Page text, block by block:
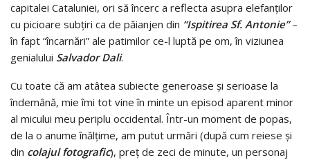
capitalei Cataluniei, ori să încerc a reflecta asupra elefanţilor
cu picioare subţiri ca de păianjen din “Ispitirea Sf. Antonie”–
în fapt “încarnări” ale patimilor ce-l luptă pe om, în viziunea
genialului Salvador Dali.
Cu toate că am atâtea subiecte generoase şi serioase la
îndemână, mie îmi tot vine în minte un episod aparent minor
al micului meu periplu occidental. Într-un moment de popas,
de la o anume înălţime, am putut urmări (după cum reiese şi
din colajul fotografic), preţ de zeci de minute, un personaj